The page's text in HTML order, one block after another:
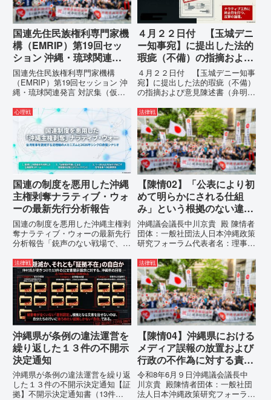
国連先住民族権利専門家機
構（EMRIP）第19回セッ
ション 沖縄・琉球関連発
言 対訳集（仮訳）
国連先住民族権利専門家機構
（EMRIP）第19回セッション 沖
縄・琉球関連発言 対訳集（仮
（EMRIP）の各会合において行
われた、沖縄・琉球の先住民族指
定、PFAS（有機フッ素化合物）
問題、米軍基地、伝統文化（...
４月２２日付 【玉城デニ
ー知事宛】に提出した法的
瑕疵（不備）の指摘および
意見陳述書（弁明書）提出
の留保の通告
４月２２日付 【玉城デニー知事
宛】に提出した法的瑕疵（不備）
の指摘および意見陳述書（弁明
に、玉城デニー宛に以下の違法状
態の指摘と意見陳述（弁明）留保
の通告を行いました。沖縄県は、
この時は、違法を認めて軌道修正
す...
心理戦
国連の制度を悪用した沖縄
主権剥奪ナラティブ・ウォ
ーの最新先行分析報告
国連の制度を悪用した沖縄主権剥
奪ナラティブ・ウォーの最新先行
分析報告「銃声のない戦場で、日
いる。」現代の戦争は、ミサイル
が飛来する以前に始まっていま
す。国連という国際的な舞台で、
巧妙な「言説（ナラティブ）」が
張...
法律戦
【陳情02】「公表により初
めて明らかにされる仕組
み」という根拠のない違法
運用の指摘と条例運用の停
止を求める陳情書
沖縄議会議長中川京貴 殿 陳情者
団体：一般社団法人日本沖縄政策
研究フォーラム代表者名：理事
市電 話：080- 「公表により初
めて明らかにされる仕組み」とい
う根拠のない違法運用の指摘と条
例運用の停止を求める陳情...
法律戦
沖縄県が条例の違法運営を
繰り返した１３件の不開示
決定通知
沖縄県が条例の違法運営を繰り返
した１３件の不開示決定通知【証
拠】不開示決定通知書（13件）
法律戦
【陳情04】沖縄県における
メディア誤報の放置および
行政の不作為に対する責任
追及と再発防止策を求める
陳情
令和8年6月９日沖縄議会議長中
川京貴 殿陳情者団体：一般社団
法人日本沖縄政策研究フォーラム